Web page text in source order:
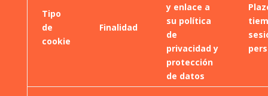
Tipo
de
cookie
Finalidad
y enlace a
su política
de
privacidad y
protección
de datos